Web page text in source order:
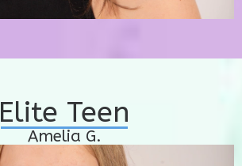
Elite Teen
Amelia G.